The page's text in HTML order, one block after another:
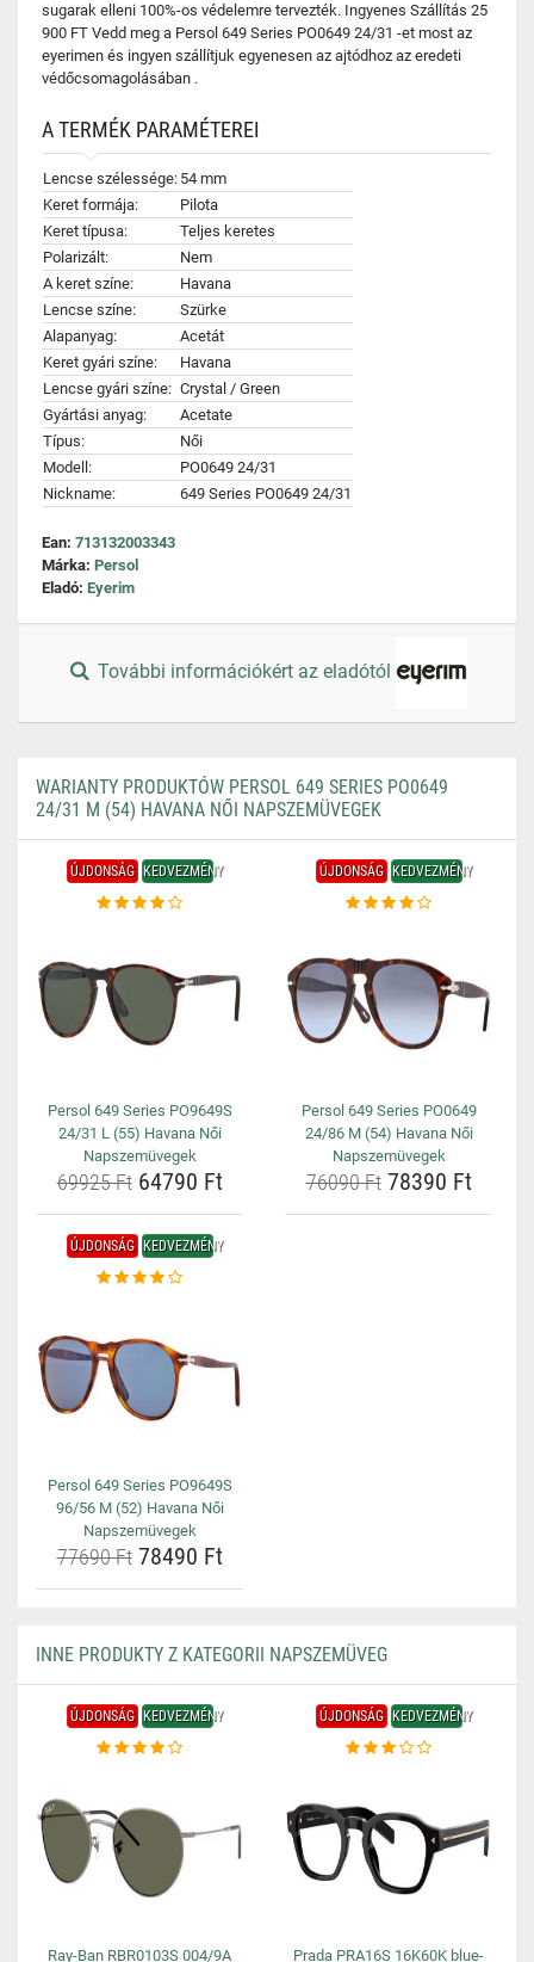
sugarak elleni 100%-os védelemre tervezték. Ingyenes Szállítás 25
900 FT Vedd meg a Persol 649 Series PO0649 24/31 -et most az
eyerimen és ingyen szállítjuk egyenesen az ajtódhoz az eredeti
védőcsomagolásában .
A TERMÉK PARAMÉTEREI
Lencse szélessége: 54 mm
Keret formája:
Pilota
Keret típusa:
Teljes keretes
Polarizált:
Nem
A keret színe:
Havana
Lencse színe:
Szürke
Alapanyag:
Acetát
Keret gyári színe:
Havana
Lencse gyári színe: Crystal / Green
Gyártási anyag:
Acetate
Típus:
Női
Modell:
PO0649 24/31
Nickname:
649 Series PO0649 24/31
Ean: 713132003343
Márka: Persol
Eladó: Eyerim
További információkért az eladótól
WARIANTY PRODUKTÓW PERSOL 649 SERIES PO0649
24/31 M (54) HAVANA NŐI NAPSZEMÜVEGEK
ÚJDONSÁG KEDVEZMÉNY
Persol 649 Series PO9649S
24/31 L (55) Havana Női
Napszemüvegek
69925 Ft64790 Ft
ÚJDONSÁG KEDVEZMÉNY
Persol 649 Series PO0649
24/86 M (54) Havana Női
Napszemüvegek
76090 Ft78390 Ft
ÚJDONSÁG KEDVEZMÉNY
Persol 649 Series PO9649S
96/56 M (52) Havana Női
Napszemüvegek
77690 Ft78490 Ft
INNE PRODUKTY Z KATEGORII NAPSZEMÜVEG
ÚJDONSÁG KEDVEZMÉNY
Ray-Ban RBR0103S 004/9A
ÚJDONSÁG KEDVEZMÉNY
Prada PRA16S 16K60K blue-